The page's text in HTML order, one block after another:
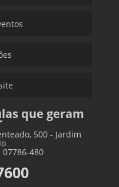
que geram
500 - Jardim
07786-480